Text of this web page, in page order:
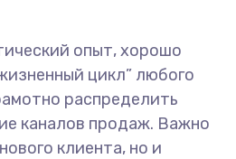
опыт, хорошо
цикл” любого
распределить
каналов продаж. Важно
клиента, но и